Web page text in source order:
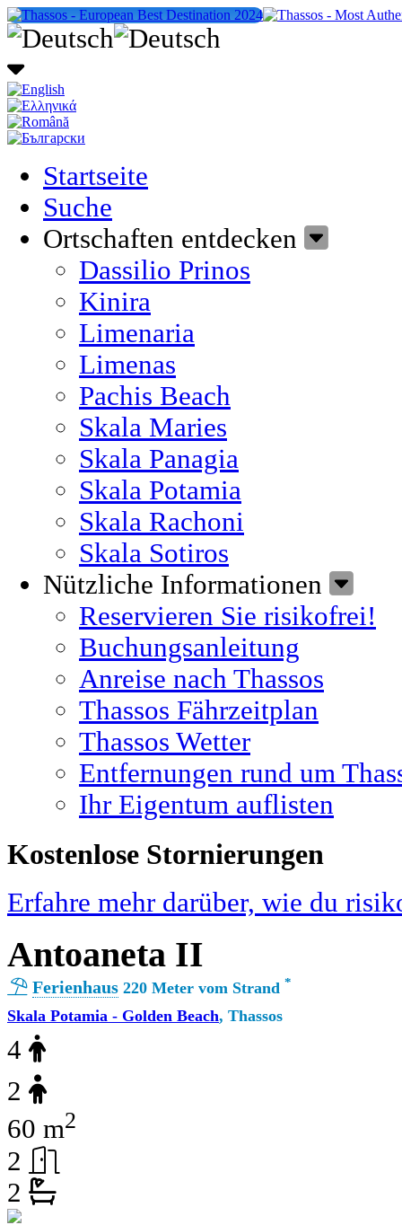
Startseite
Suche
Ortschaften entdecken
Dassilio Prinos
Kinira
Limenaria
Limenas
Pachis Beach
Skala Maries
Skala Panagia
Skala Potamia
Skala Rachoni
Skala Sotiros
Nützliche Informationen
Reservieren Sie risikofrei!
Buchungsanleitung
Anreise nach Thassos
Thassos Fährzeitplan
Thassos Wetter
Entfernungen rund um
Ihr Eigentum auflisten
Kostenlose Stornierungen
Erfahre mehr darüber, wie du
Antoaneta II
Ferienhaus 220 Meter vom Strand *
Skala Potamia - Golden Beach, Thassos
4
2
60 m2
2
2